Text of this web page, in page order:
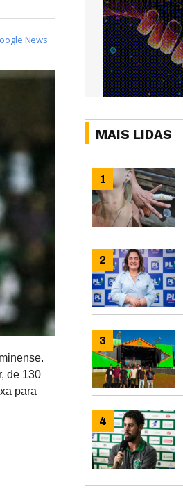
oogle News
de 130
para
MAIS LIDAS